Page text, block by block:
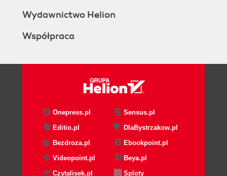
Wydawnictwo Helion
Współpraca
Onepress.pl
Sensus.pl
Editio.pl
DlaBystrzakow.pl
Bezdroza.pl
Ebookpoint.pl
Videopoint.pl
Beya.pl
Czytalisek.pl
Sploty